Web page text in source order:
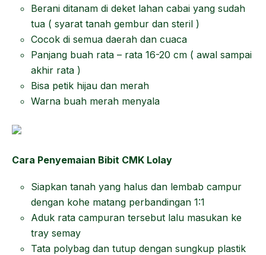
Berani ditanam di deket lahan cabai yang sudah
tua ( syarat tanah gembur dan steril )
Cocok di semua daerah dan cuaca
Panjang buah rata – rata 16-20 cm ( awal sampai
akhir rata )
Bisa petik hijau dan merah
Warna buah merah menyala
Cara Penyemaian Bibit CMK Lolay
Siapkan tanah yang halus dan lembab campur
dengan kohe matang perbandingan 1:1
Aduk rata campuran tersebut lalu masukan ke
tray semay
Tata polybag dan tutup dengan sungkup plastik